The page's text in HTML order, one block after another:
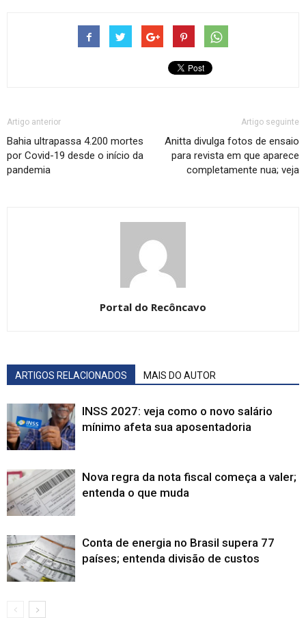
Artigo anterior
Bahia ultrapassa 4.200 mortes
por Covid-19 desde o início da
pandemia
Artigo seguinte
Anitta divulga fotos de ensaio
para revista em que aparece
completamente nua; veja
Portal do Recôncavo
ARTIGOS RELACIONADOS MAIS DO AUTOR
INSS 2027: veja como o novo salário
mínimo afeta sua aposentadoria
Nova regra da nota fiscal começa a valer;
entenda o que muda
Conta de energia no Brasil supera 77
países; entenda divisão de custos